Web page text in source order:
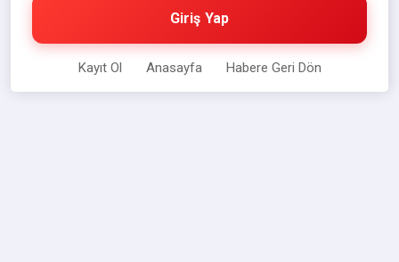
Giriş Yap
Kayıt Ol Anasayfa Habere Geri Dön